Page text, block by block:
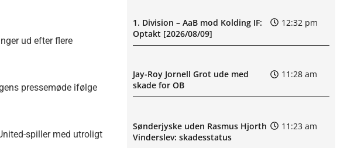
ud efter flere
pressemøde ifølge
spiller med utroligt
1. Division – AaB mod Kolding IF:
Optakt [2026/08/09]
12:32 pm
Jay-Roy Jornell Grot ude med
skade for OB
11:28 am
Sønderjyske uden Rasmus Hjorth
Vinderslev: skadesstatus
11:23 am